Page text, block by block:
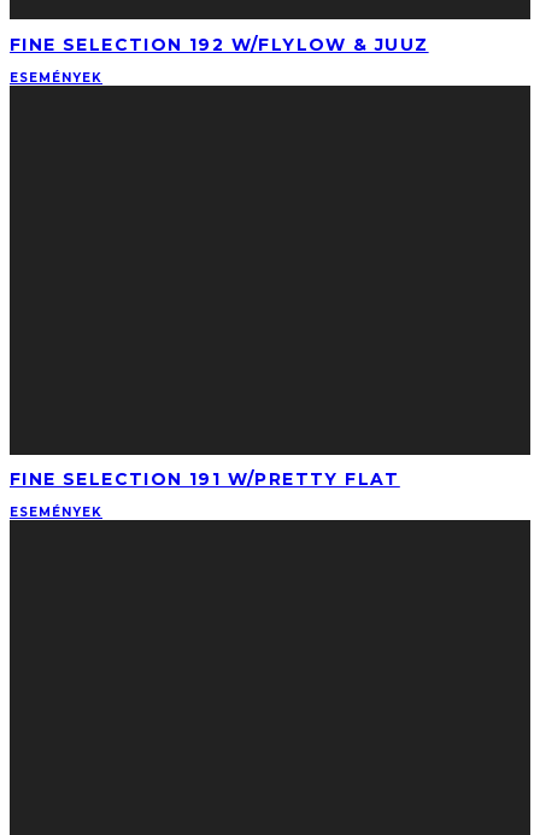
FINE SELECTION 192 W/FLYLOW & JUUZ
ESEMÉNYEK
FINE SELECTION 191 W/PRETTY FLAT
ESEMÉNYEK